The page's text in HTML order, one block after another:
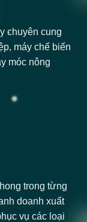
chuyên cung
máy chế biến
móc nông
trong từng
doanh xuất
vụ các loại